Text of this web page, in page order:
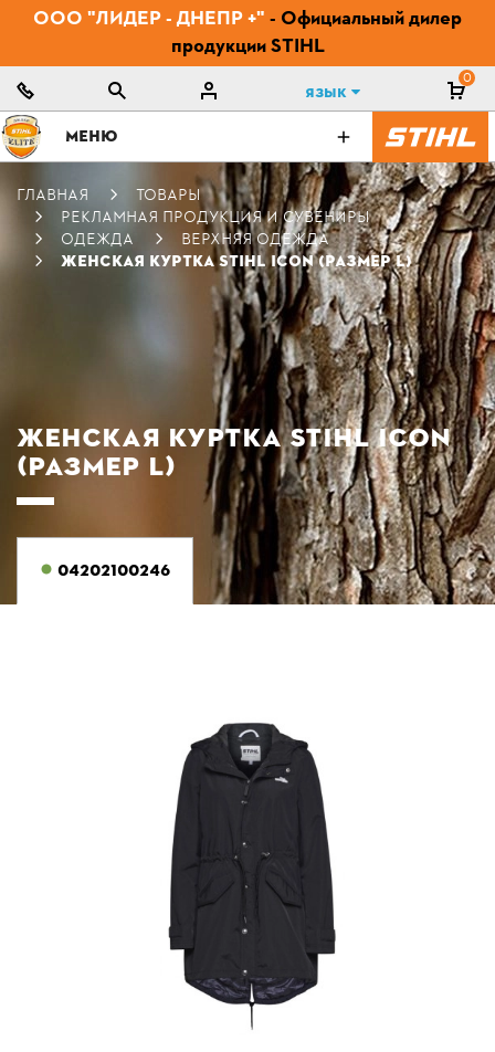
ООО "ЛИДЕР - ДНЕПР +" - Официальный дилер
продукции STIHL
Язык
0
МЕНЮ
ГЛАВНАЯ
ТОВАРЫ
РЕКЛАМНАЯ ПРОДУКЦИЯ И СУВЕНИРЫ
ОДЕЖДА
ВЕРХНЯЯ ОДЕЖДА
ЖЕНСКАЯ КУРТКА STIHL ICON (РАЗМЕР L)
ЖЕНСКАЯ КУРТКА STIHL ICON
(РАЗМЕР L)
04202100246